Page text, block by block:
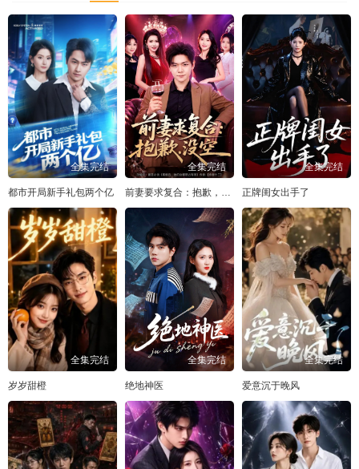
全集完结
都市开局新手礼包两个亿
全集完结
前妻要求复合：抱歉，没空
全集完结
正牌闺女出手了
全集完结
岁岁甜橙
全集完结
绝地神医
全集完结
爱意沉于晚风